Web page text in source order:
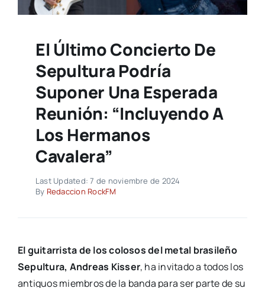
El Último Concierto De
Sepultura Podría
Suponer Una Esperada
Reunión: “Incluyendo A
Los Hermanos
Cavalera”
Last Updated: 7 de noviembre de 2024
By Redaccion RockFM
El guitarrista de los colosos del metal brasileño
Sepultura, Andreas Kisser, ha invitado a todos los
antiguos miembros de la banda para ser parte de su